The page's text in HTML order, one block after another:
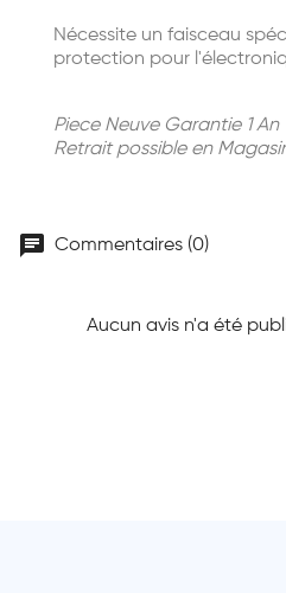
Nécessite un faisceau
protection pour
Piece Neuve Garantie 1 An
Retrait possible en
chat Commentaires (0)
Aucun avis n'a été